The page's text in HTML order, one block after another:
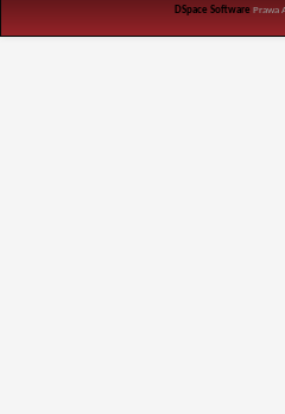
DSpace Software Prawa